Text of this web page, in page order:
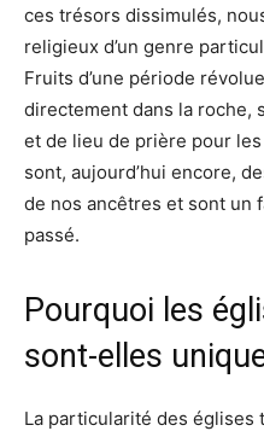
ces trésors dissimulés,
religieux d’un genre
Fruits d’une période
directement dans la roche,
et de lieu de prière pour
sont, aujourd’hui encore,
de nos ancêtres et sont un
passé.
Pourquoi les
sont-elles
La particularité des